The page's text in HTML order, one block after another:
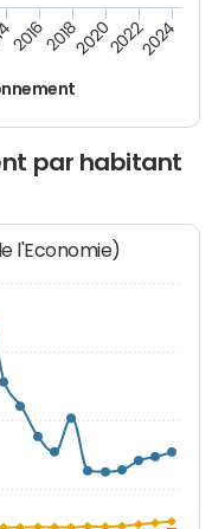
20162018202020222024
par habitant
l'Economie)